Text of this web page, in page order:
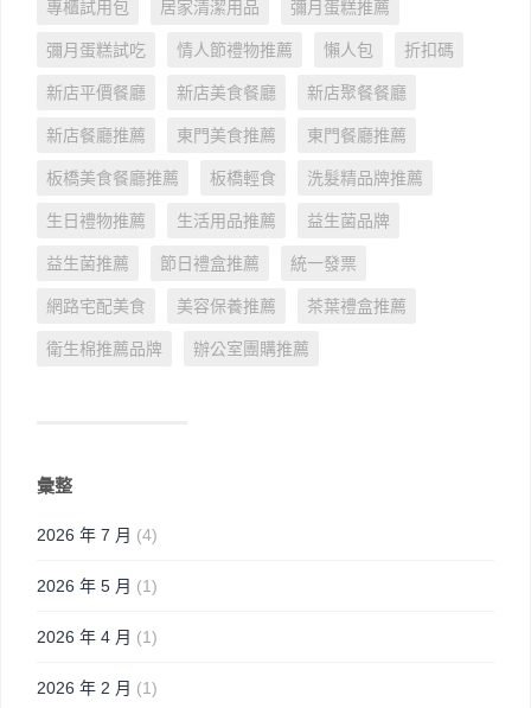
專櫃試用包 居家清潔用品 彌月蛋糕推薦
彌月蛋糕試吃 情人節禮物推薦 懶人包 折扣碼
新店平價餐廳 新店美食餐廳 新店聚餐餐廳
新店餐廳推薦 東門美食推薦 東門餐廳推薦
板橋美食餐廳推薦 板橋輕食 洗髮精品牌推薦
生日禮物推薦 生活用品推薦 益生菌品牌
益生菌推薦 節日禮盒推薦 統一發票
網路宅配美食 美容保養推薦 茶葉禮盒推薦
衛生棉推薦品牌 辦公室團購推薦
彙整
2026 年 7 月 (4)
2026 年 5 月 (1)
2026 年 4 月 (1)
2026 年 2 月 (1)